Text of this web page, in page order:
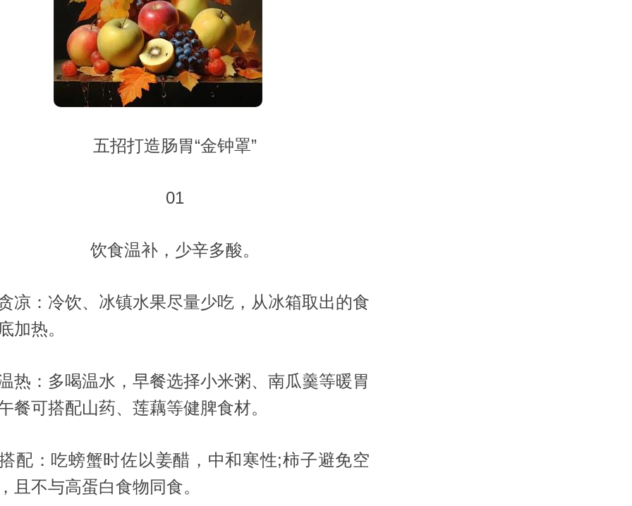
五招打造肠胃“金钟罩”
01
饮食温补，少辛多酸。
冷饮、冰镇水果尽量少吃，从冰箱取出的食
加热。
多喝温水，早餐选择小米粥、南瓜羹等暖胃
餐可搭配山药、莲藕等健脾食材。
吃螃蟹时佐以姜醋，中和寒性;柿子避免空
且不与高蛋白食物同食。